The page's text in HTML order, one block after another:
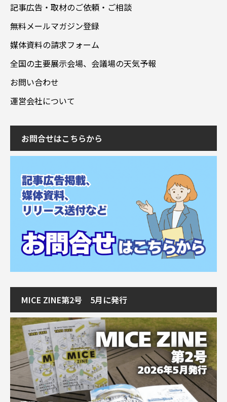
記事広告・取材のご依頼・ご相談
無料メールマガジン登録
媒体資料の請求フォーム
全国の主要展示会場、会議場の天気予報
お問い合わせ
運営会社について
お問合せはこちらから
MICE ZINE第2号 5月に発行